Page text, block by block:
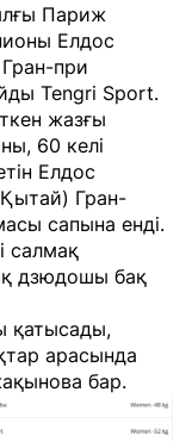
Париж
Елдос
при
Tengri Sport.
жазғы
60 келі
Елдос
Гран-
сапына енді.
салмақ
дзюдошы бақ
қатысады,
арасында
бар.